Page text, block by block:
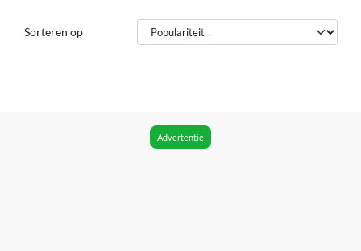
Sorteren op
Advertentie